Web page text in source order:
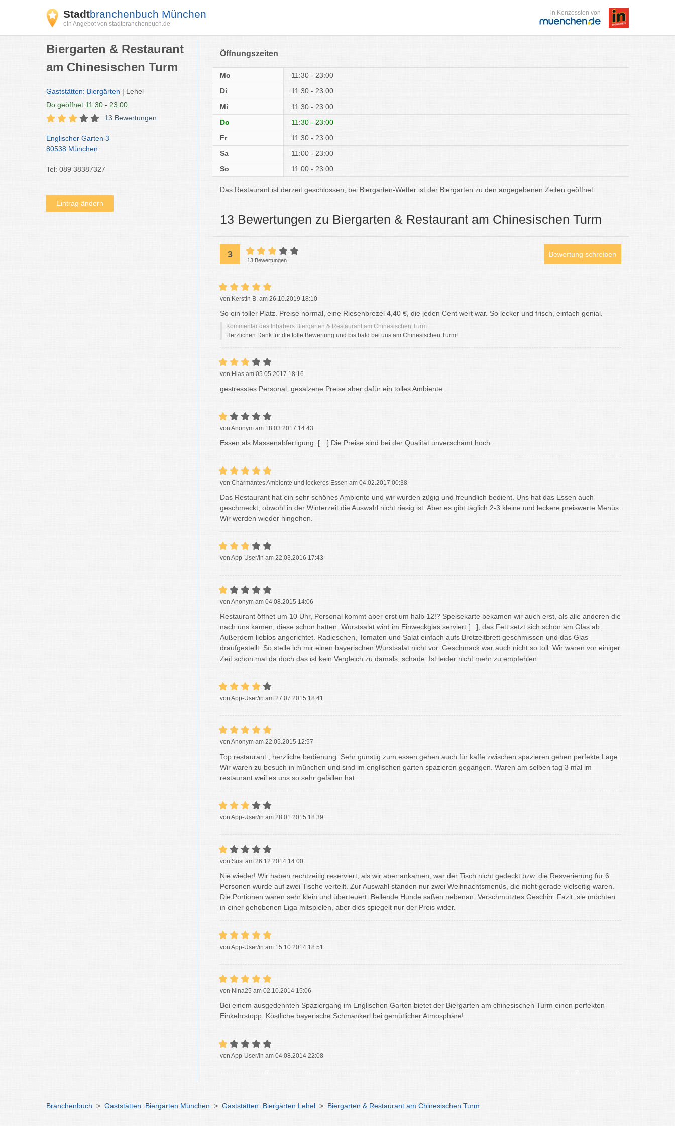
Stadtbranchenbuch München
ein Angebot von stadtbranchenbuch.de
in Konzession von
Biergarten & Restaurant
am Chinesischen Turm
Gaststätten: Biergärten | Lehel
Do geöffnet 11:30 - 23:00
13 Bewertungen
Englischer Garten 3
80538 München
Tel: 089 38387327
Eintrag ändern
Öffnungszeiten
Mo
11:30 - 23:00
Di
11:30 - 23:00
Mi
11:30 - 23:00
Do
11:30 - 23:00
Fr
11:30 - 23:00
Sa
11:00 - 23:00
So
11:00 - 23:00
Das Restaurant ist derzeit geschlossen, bei Biergarten-Wetter ist der Biergarten zu den angegebenen Zeiten geöffnet.
13 Bewertungen zu Biergarten & Restaurant am Chinesischen Turm
3
13 Bewertungen
Bewertung schreiben
von Kerstin B. am 26.10.2019 18:10
So ein toller Platz. Preise normal, eine Riesenbrezel 4,40 €, die jeden Cent wert war. So lecker und frisch, einfach genial.
Kommentar des Inhabers Biergarten & Restaurant am Chinesischen Turm
Herzlichen Dank für die tolle Bewertung und bis bald bei uns am Chinesischen Turm!
von Hias am 05.05.2017 18:16
gestresstes Personal, gesalzene Preise aber dafür ein tolles Ambiente.
von Anonym am 18.03.2017 14:43
Essen als Massenabfertigung. […] Die Preise sind bei der Qualität unverschämt hoch.
von Charmantes Ambiente und leckeres Essen am 04.02.2017 00:38
Das Restaurant hat ein sehr schönes Ambiente und wir wurden zügig und freundlich bedient. Uns hat das Essen auch
geschmeckt, obwohl in der Winterzeit die Auswahl nicht riesig ist. Aber es gibt täglich 2-3 kleine und leckere preiswerte Menüs.
Wir werden wieder hingehen.
von App-User/in am 22.03.2016 17:43
von Anonym am 04.08.2015 14:06
Restaurant öffnet um 10 Uhr, Personal kommt aber erst um halb 12!? Speisekarte bekamen wir auch erst, als alle anderen die
nach uns kamen, diese schon hatten. Wurstsalat wird im Einweckglas serviert [...], das Fett setzt sich schon am Glas ab.
Außerdem lieblos angerichtet. Radieschen, Tomaten und Salat einfach aufs Brotzeitbrett geschmissen und das Glas
draufgestellt. So stelle ich mir einen bayerischen Wurstsalat nicht vor. Geschmack war auch nicht so toll. Wir waren vor einiger
Zeit schon mal da doch das ist kein Vergleich zu damals, schade. Ist leider nicht mehr zu empfehlen.
von App-User/in am 27.07.2015 18:41
von Anonym am 22.05.2015 12:57
Top restaurant , herzliche bedienung. Sehr günstig zum essen gehen auch für kaffe zwischen spazieren gehen perfekte Lage.
Wir waren zu besuch in münchen und sind im englischen garten spazieren gegangen. Waren am selben tag 3 mal im
restaurant weil es uns so sehr gefallen hat .
von App-User/in am 28.01.2015 18:39
von Susi am 26.12.2014 14:00
Nie wieder! Wir haben rechtzeitig reserviert, als wir aber ankamen, war der Tisch nicht gedeckt bzw. die Resverierung für 6
Personen wurde auf zwei Tische verteilt. Zur Auswahl standen nur zwei Weihnachtsmenüs, die nicht gerade vielseitig waren.
Die Portionen waren sehr klein und überteuert. Bellende Hunde saßen nebenan. Verschmutztes Geschirr. Fazit: sie möchten
in einer gehobenen Liga mitspielen, aber dies spiegelt nur der Preis wider.
von App-User/in am 15.10.2014 18:51
von Nina25 am 02.10.2014 15:06
Bei einem ausgedehnten Spaziergang im Englischen Garten bietet der Biergarten am chinesischen Turm einen perfekten
Einkehrstopp. Köstliche bayerische Schmankerl bei gemütlicher Atmosphäre!
von App-User/in am 04.08.2014 22:08
Branchenbuch > Gaststätten: Biergärten München > Gaststätten: Biergärten Lehel > Biergarten & Restaurant am Chinesischen Turm